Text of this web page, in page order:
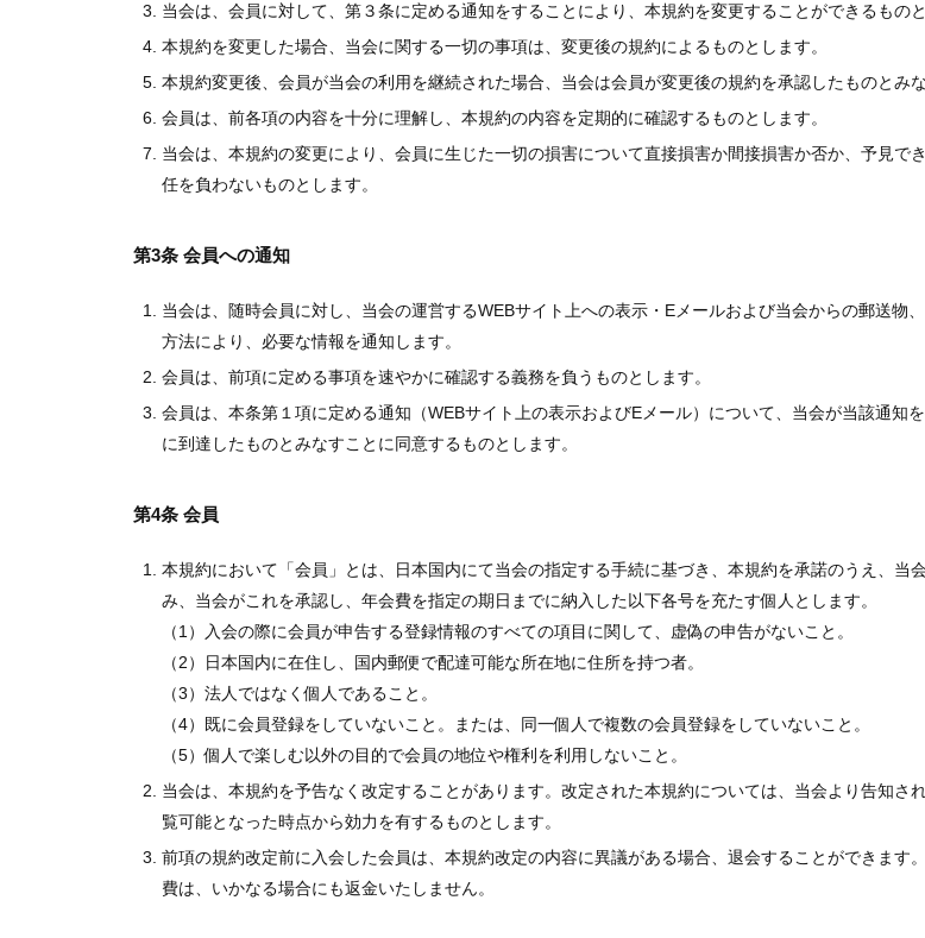
当会は、会員に対して、第３条に定める通知をすることにより、本規約を変更することができるものと
本規約を変更した場合、当会に関する一切の事項は、変更後の規約によるものとします。
本規約変更後、会員が当会の利用を継続された場合、当会は会員が変更後の規約を承認したものとみな
会員は、前各項の内容を十分に理解し、本規約の内容を定期的に確認するものとします。
当会は、本規約の変更により、会員に生じた一切の損害について直接損害か間接損害か否か、予見で
任を負わないものとします。
第3条 会員への通知
当会は、随時会員に対し、当会の運営するWEBサイト上への表示・Eメールおよび当会からの郵送物
方法により、必要な情報を通知します。
会員は、前項に定める事項を速やかに確認する義務を負うものとします。
会員は、本条第１項に定める通知（WEBサイト上の表示およびEメール）について、当会が当該通知
に到達したものとみなすことに同意するものとします。
第4条 会員
本規約において「会員」とは、日本国内にて当会の指定する手続に基づき、本規約を承諾のうえ、当
み、当会がこれを承認し、年会費を指定の期日までに納入した以下各号を充たす個人とします。
（1）入会の際に会員が申告する登録情報のすべての項目に関して、虚偽の申告がないこと。
（2）日本国内に在住し、国内郵便で配達可能な所在地に住所を持つ者。
（3）法人ではなく個人であること。
（4）既に会員登録をしていないこと。または、同一個人で複数の会員登録をしていないこと。
（5）個人で楽しむ以外の目的で会員の地位や権利を利用しないこと。
当会は、本規約を予告なく改定することがあります。改定された本規約については、当会より告知さ
覧可能となった時点から効力を有するものとします。
前項の規約改定前に入会した会員は、本規約改定の内容に異議がある場合、退会することができます
費は、いかなる場合にも返金いたしません。